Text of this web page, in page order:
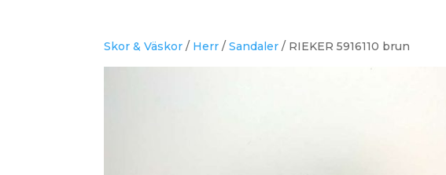
Skor & Väskor / Herr / Sandaler / RIEKER 5916110 brun